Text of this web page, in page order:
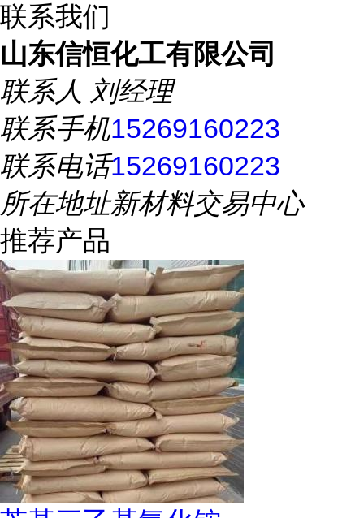
联系我们
山东信恒化工有限公司
联系人 刘经理
联系手机15269160223
联系电话15269160223
所在地址新材料交易中心
推荐产品